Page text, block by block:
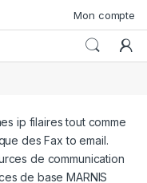
Mon compte
ip filaires tout comme
des Fax to email.
de communication
de base MARNIS